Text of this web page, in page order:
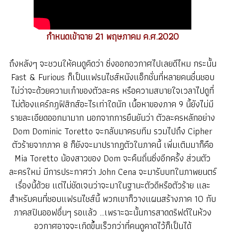
กำหนดเข้าฉาย 21 พฤษภาคม ค.ศ.2020
ถึงหลังๆ จะชวนให้คนดูคิดว่า ซิ่งออกอวกาศไปเลยดีไหม กระนั้น
Fast & Furious ก็เป็นแฟรนไชส์หนังแอ็กชั่นที่หลายคนชื่นชอบ
ไม่ว่าจะด้วยความเก๋าของตัวละคร หรือความสบายใจเวลาไปดูที่
ไม่ต้องแคร์กฎฟิสิกส์อะไรเท่าใดนัก เนื้อหาของภาค 9 นี้ยังไม่มี
รายละเอียดออกมามาก นอกจากการยืนยันว่า ตัวละครหลักอย่าง
Dom Dominic Toretto จะกลับมาครบทีม รวมไปถึง Cipher
ตัวร้ายจากภาค 8 ก็ยังจะมาปรากฏตัวในภาคนี้ เพิ่มเติมมาก็คือ
Mia Toretto น้องสาวของ Dom จะคืนถิ่นซิ่งอีกครั้ง ส่วนตัว
ละครใหม่ มีการประกาศว่า John Cena จะมารับบทในภาพยนตร์
เรื่องนี้ด้วย แต่ไม่ชัดเจนว่าจะมาในฐานะตัวดีหรือตัวร้าย และ
สำหรับคนที่ชอบแฟรนไชส์นี้ พวกเขาก็วางแผนสร้างภาค 10 กับ
ภาคสปินออฟอื่นๆ รอแล้ว …เพราะฉะนั้นการสาดดริฟต์ในห้วง
อวกาศอาจจะเกิดขึ้นเร็วกว่าที่คนดูคาดไว้ก็เป็นได้